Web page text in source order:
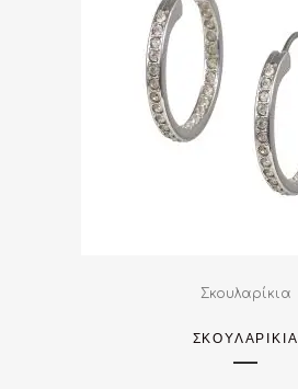
Σκουλαρίκια
ΣΚΟΥΛΑΡΙΚΙΑ